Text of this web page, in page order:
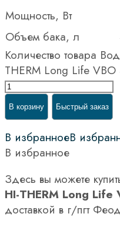
Мощность, Вт
Объем бака, л
Количество товара
THERM Long Life VBO
В корзину Быстрый заказ
В избранноеВ
В избранное
Здесь вы можете
HI-THERM Long Life
доставкой в г/пгт